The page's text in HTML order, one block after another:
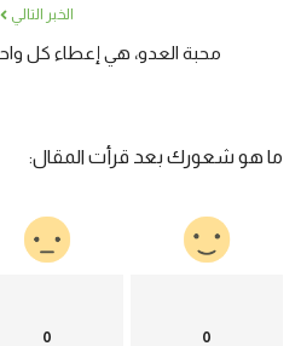
الخبر التالي
محبة العدو، هي إعطاء كل واحد
ما هو شعورك بعد قرأت المقال:
0
0